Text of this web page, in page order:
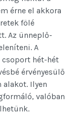
érne el akkora
fölé
Az ünneplő-
A
hét-hét
érvényesülő
Ilyen
valóban